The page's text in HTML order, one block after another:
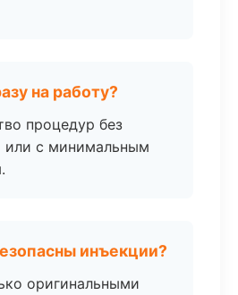
на работу?
процедур без
или с минимальным
инъекции?
оригинальными